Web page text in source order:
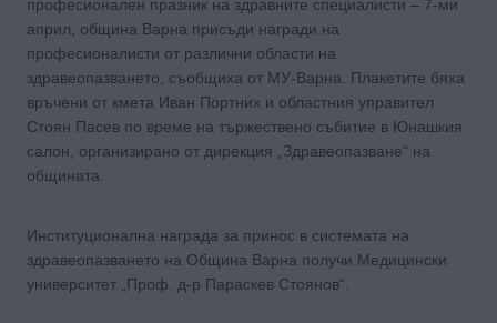
професионален празник на здравните специалисти – 7-ми
април, община Варна присъди награди на
професионалисти от различни области на
здравеопазването, съобщиха от МУ-Варна. Плакетите бяха
връчени от кмета Иван Портних и областния управител
Стоян Пасев по време на тържествено събитие в Юнашкия
салон, организирано от дирекция „Здравеопазване“ на
общината.
Институционална награда за принос в системата на
здравеопазването на Община Варна получи Медицински
университет „Проф. д-р Параскев Стоянов“.